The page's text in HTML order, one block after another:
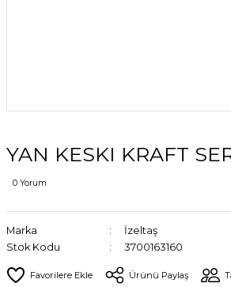
YAN KESKI KRAFT
0 Yorum
Marka
İzeltaş
Stok Kodu
3700163160
Ürünü Paylaş